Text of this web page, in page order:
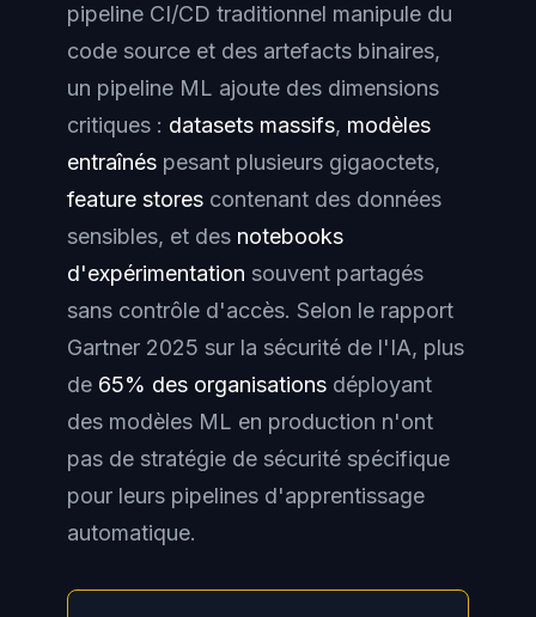
pipeline CI/CD traditionnel manipule du
code source et des artefacts binaires,
un pipeline ML ajoute des dimensions
critiques : datasets massifs, modèles
entraînés pesant plusieurs gigaoctets,
feature stores contenant des données
sensibles, et des notebooks
d'expérimentation souvent partagés
sans contrôle d'accès. Selon le rapport
Gartner 2025 sur la sécurité de l'IA, plus
de 65% des organisations déployant
des modèles ML en production n'ont
pas de stratégie de sécurité spécifique
pour leurs pipelines d'apprentissage
automatique.